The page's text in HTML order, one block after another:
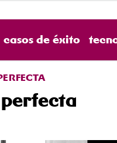
casos de éxito